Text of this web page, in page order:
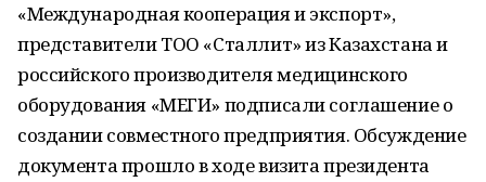
«Международная кооперация и экспорт»,
представители ТОО «Сталлит» из Казахстана и
российского производителя медицинского
оборудования «МЕГИ» подписали соглашение о
создании совместного предприятия. Обсуждение
документа прошло в ходе визита президента